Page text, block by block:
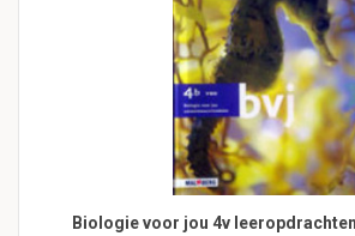
Biologie voor jou 4v